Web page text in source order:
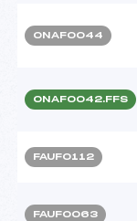
ONAF0044
ONAF0042.FFS
FAUF0112
FAUF0063